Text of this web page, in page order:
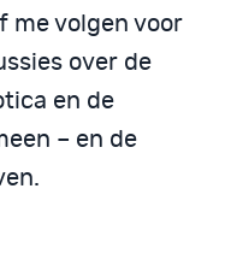
me volgen voor
over de
en de
– en de